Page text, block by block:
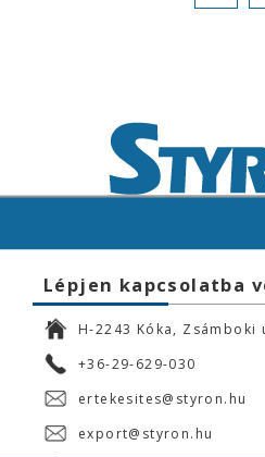
Lépjen kapcsolatba
H-2243 Kóka,
+36-29-629-030
ertekesites@styron.hu
export@styron.hu